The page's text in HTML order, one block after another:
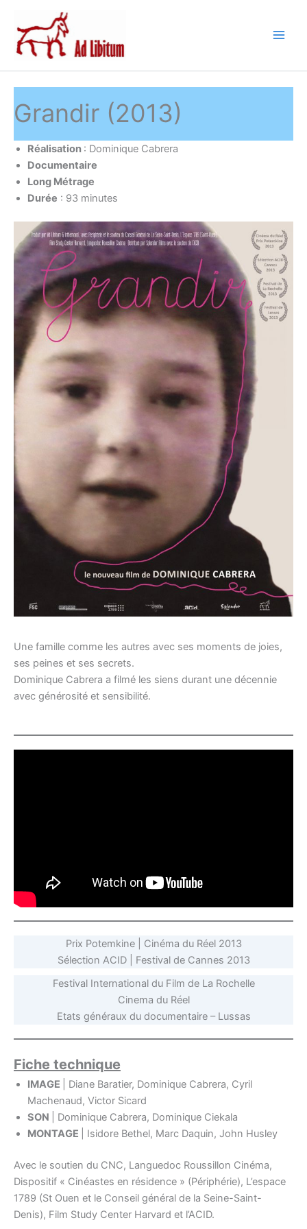
contenu
Grandir (2013)
Réalisation : Dominique Cabrera
Documentaire
Long Métrage
Durée : 93 minutes
Une famille comme les autres avec ses moments de joies,
ses peines et ses secrets.
Dominique Cabrera a filmé les siens durant une décennie
avec générosité et sensibilité.
Prix Potemkine | Cinéma du Réel 2013
Sélection ACID | Festival de Cannes 2013
Festival International du Film de La Rochelle
Cinema du Réel
Etats généraux du documentaire – Lussas
Fiche technique
IMAGE
| Diane Baratier, Dominique Cabrera, Cyril
Machenaud, Victor Sicard
SON
| Dominique Cabrera, Dominique Ciekala
MONTAGE
| Isidore Bethel, Marc Daquin, John Husley
Avec le soutien du CNC, Languedoc Roussillon Cinéma,
Dispositif « Cinéastes en résidence » (Périphérie), L’espace
1789 (St Ouen et le Conseil général de la Seine-Saint-
Denis), Film Study Center Harvard et l’ACID.